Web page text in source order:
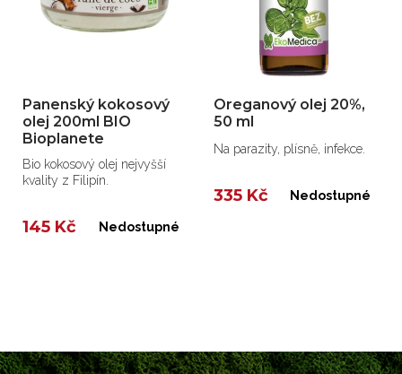
Panenský kokosový
olej 200ml BIO
Bioplanete
Bio kokosový olej nejvyšší
kvality z Filipín.
145 Kč Nedostupné
Oreganový olej 20%,
50 ml
Na parazity, plísně, infekce.
335 Kč Nedostupné